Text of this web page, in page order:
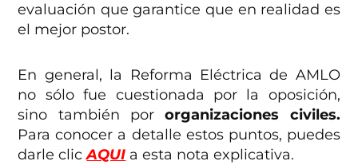
evaluación que garantice que en realidad es
el mejor postor.
En general, la Reforma Eléctrica de AMLO
no sólo fue cuestionada por la oposición,
sino también por organizaciones civiles.
Para conocer a detalle estos puntos, puedes
darle clicAQUI a esta nota explicativa.